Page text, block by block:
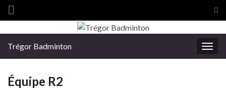
Search for:
Trégor Badminton
Équipe R2